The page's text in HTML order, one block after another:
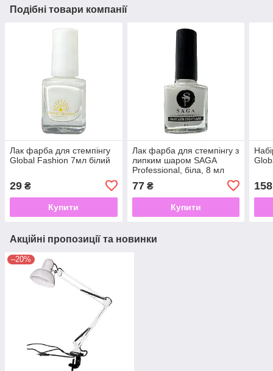
Подібні товари компанії
Лак фарба для стемпінгу
Global Fashion 7мл білий
29 ₴
Купити
Лак фарба для стемпінгу з
липким шаром SAGA
Professional, біла, 8 мл
77₴
Купити
158
Акційні пропозиції та новинки
–20%